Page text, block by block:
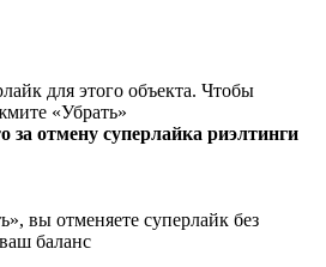
для этого объекта. Чтобы
«Убрать»
за отмену суперлайка риэлтинги
вы отменяете суперлайк без
баланс